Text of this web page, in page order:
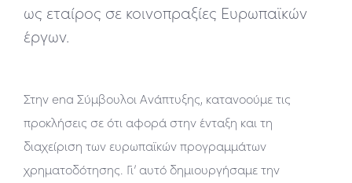
ως εταίρος σε κοινοπραξίες Ευρωπαϊκών
έργων.
Στην ena Σύμβουλοι Ανάπτυξης, κατανοούμε τις
προκλήσεις σε ότι αφορά στην ένταξη και τη
διαχείριση των ευρωπαϊκών προγραμμάτων
χρηματοδότησης. Γι’ αυτό δημιουργήσαμε την